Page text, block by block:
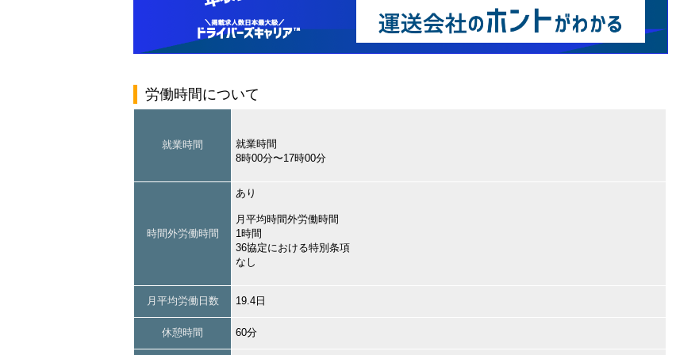
労働時間について
就業時間
就業時間
8時00分〜17時00分
時間外労働時間
あり
月平均時間外労働時間
1時間
36協定における特別条項
なし
月平均労働日数 19.4日
休憩時間 60分